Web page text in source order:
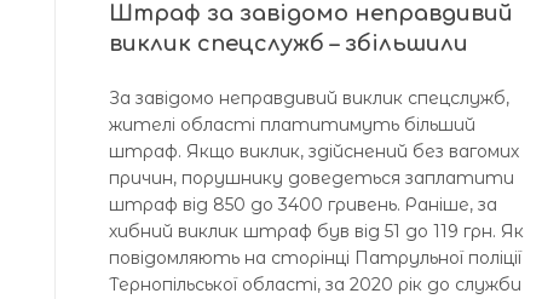
Штраф за завідомо неправдивий
виклик спецслужб – збільшили
За завідомо неправдивий виклик спецслужб,
жителі області платитимуть більший
штраф. Якщо виклик, здійснений без вагомих
причин, порушнику доведеться заплатити
штраф від 850 до 3400 гривень. Раніше, за
хибний виклик штраф був від 51 до 119 грн. Як
повідомляють на сторінці Патрульної поліції
Тернопільської області, за 2020 рік до служби